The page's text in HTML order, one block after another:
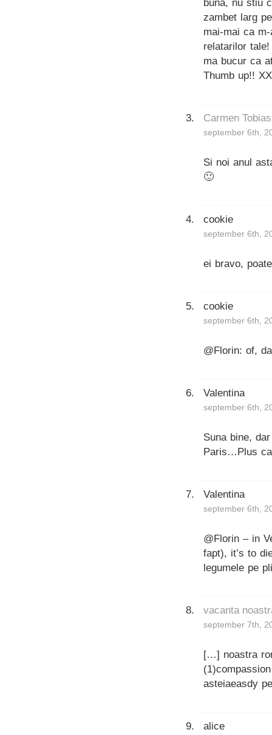
buna, nu stiu
zambet larg
mai-mai ca
relatarilor tale!
ma bucur ca
Thumb up!!
Carmen Tobias
september 6th,
Si noi anul
🙂
cookie
september 6th,
ei bravo,
cookie
september 6th,
@Florin: of,
Valentina
september 6th,
Suna bine,
Paris…Plus
Valentina
september 6th,
@Florin – in
fapt), it’s to
legumele pe
vacanta
september 7th,
[…] noastra
asteiaeasdy
alice